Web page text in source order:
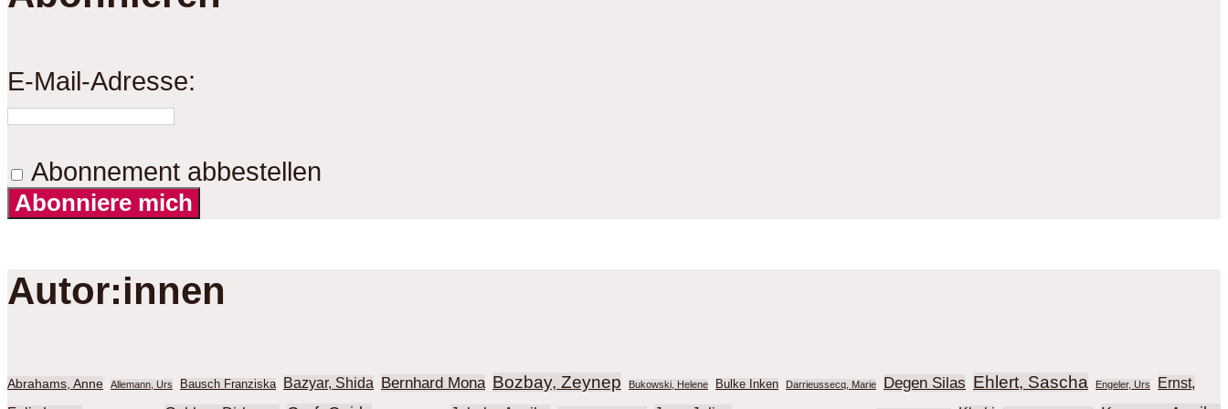
E-Mail-Adresse:
Abonnement abbestellen
Abonniere mich
Autor:innen
Abrahams, Anne Allemann, Urs Bausch Franziska Bazyar, Shida Bernhard Mona Bozbay, Zeynep Bukowski, Helene Bulke Inken Darrieussecq, Marie Degen Silas Ehlert, Sascha Engeler, Urs
Ernst,